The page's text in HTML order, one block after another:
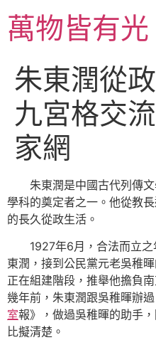
主萬物皆有光
朱東潤從
九宮格交
家網
朱東潤是中國古代列傳
學科的奠定者之一。他從教
的長久從政生活。
1927年6月，合法而立
東潤，接到公民黨元老吳稚
正在組建階段，推舉他擔負
幾年前，朱東潤跟吳稚暉辦
室報》，做過吳稚暉的助手
比擬清楚。